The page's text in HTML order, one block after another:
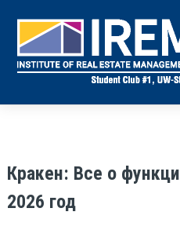
Кракен: Все о
2026 год